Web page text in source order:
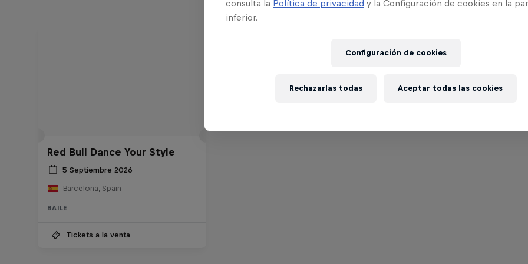
Red Bull Dance Your Style
5 Septiembre 2026
Barcelona, Spain
BAILE
Tickets a la venta
consulta la Política de privacidad y la Configuración de cookies en la
inferior.
Configuración de cookies
Rechazarlas todas Aceptar todas las cookies